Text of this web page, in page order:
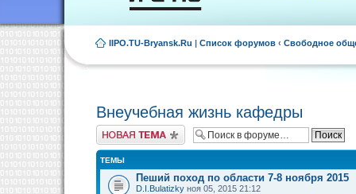
IIPO.TU-Bryansk.Ru | Список форумов ‹ Свободное
Внеучебная жизнь кафедры
Новая тема
ТЕМЫ
Пеший поход по области 7-8 ноября 2015
D.I.Bulatizky ноя 05, 2015 21:12